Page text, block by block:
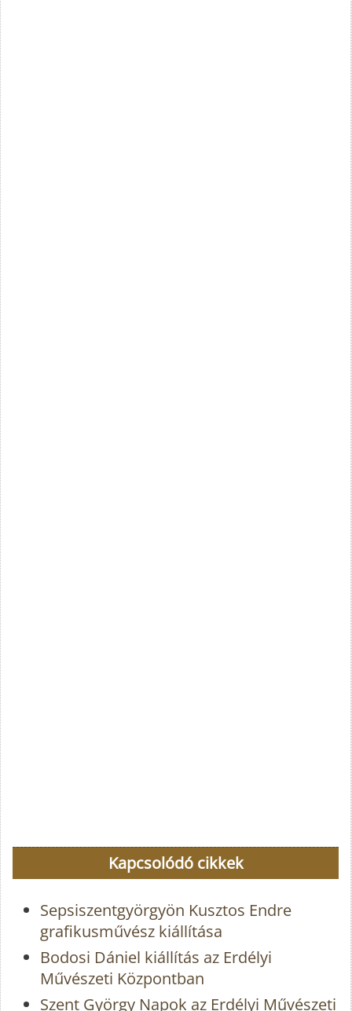
Kapcsolódó cikkek
Sepsiszentgyörgyön Kusztos Endre
grafikusművész kiállítása
Bodosi Dániel kiállítás az Erdélyi
Művészeti Központban
Szent György Napok az Erdélyi Művészeti